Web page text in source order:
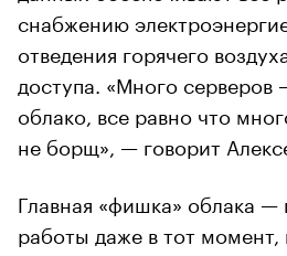
снабжению
отведения горячего
доступа. «Много
облако, все равно что
не борщ», — говорит
Главная «фишка» облака
работы даже в тот момент,